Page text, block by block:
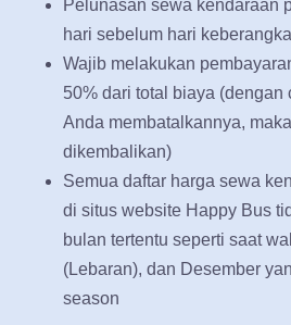
Pelunasan sewa kendaraan
hari sebelum hari
Wajib melakukan
50% dari total biaya (dengan
Anda membatalkannya,
dikembalikan)
Semua daftar harga sewa
di situs website Happy Bus
bulan tertentu seperti saat
(Lebaran), dan Desember
season